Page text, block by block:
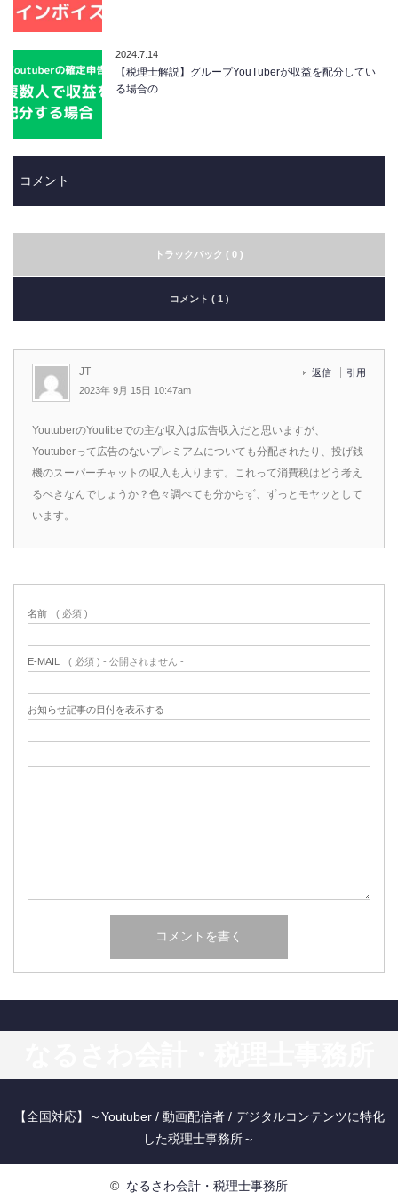
2024.7.14
【税理士解説】グループYouTuberが収益を配分してい
る場合の…
コメント
トラックバック ( 0 )
コメント ( 1 )
JT
2023年 9月 15日 10:47am
返信 引用
YoutuberのYoutibeでの主な収入は広告収入だと思いますが、
Youtuberって広告のないプレミアムについても分配されたり、投げ銭
機のスーパーチャットの収入も入ります。これって消費税はどう考え
るべきなんでしょうか？色々調べても分からず、ずっとモヤッとして
います。
名前 ( 必須 )
E-MAIL ( 必須 ) - 公開されません -
お知らせ記事の日付を表示する
【全国対応】～Youtuber / 動画配信者 / デジタルコンテンツに特化
した税理士事務所～
© なるさわ会計・税理士事務所